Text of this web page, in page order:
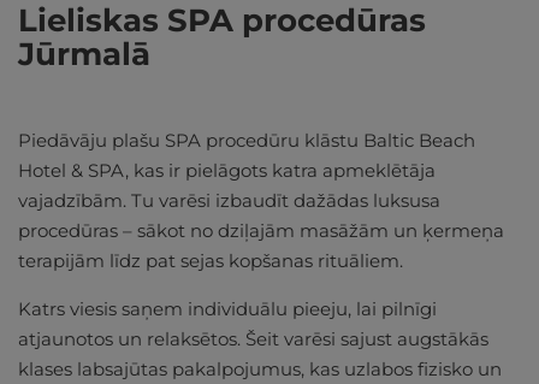
Lieliskas SPA procedūras
Jūrmalā
Piedāvāju plašu SPA procedūru klāstu Baltic Beach
Hotel & SPA, kas ir pielāgots katra apmeklētāja
vajadzībām. Tu varēsi izbaudīt dažādas luksusa
procedūras – sākot no dziļajām masāžām un ķermeņa
terapijām līdz pat sejas kopšanas rituāliem.
Katrs viesis saņem individuālu pieeju, lai pilnīgi
atjaunotos un relaksētos. Šeit varēsi sajust augstākās
klases labsajūtas pakalpojumus, kas uzlabos fizisko un